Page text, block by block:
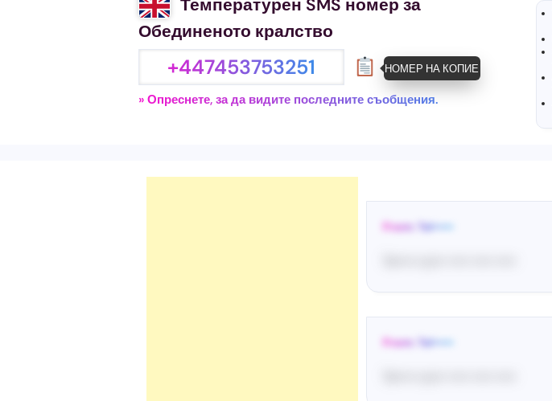
Температурен SMS номер за
Обединеното кралство
+447453753251 НОМЕР НА КОПИЕ
» Опреснете, за да видите последните съобщения.
From: Tel•••••
From: Tel•••••